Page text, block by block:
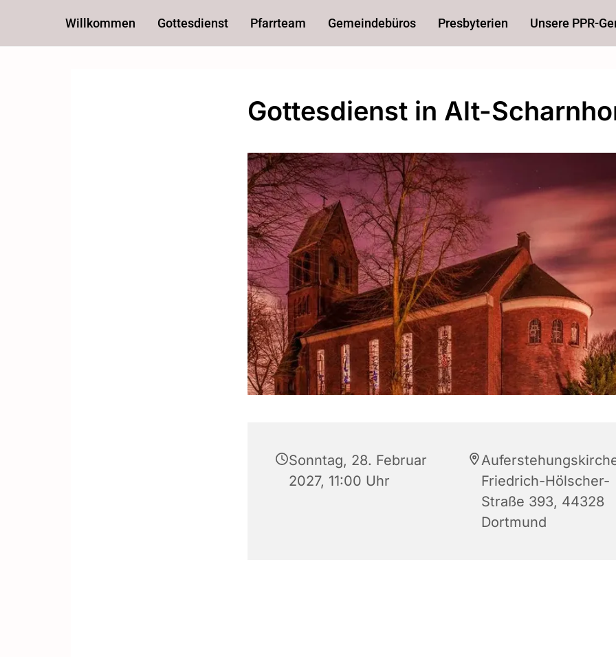
Willkommen Gottesdienst Pfarrteam Gemeindebüros Presbyterien Unsere PPR-
Gottesdienst in Alt-
Sonntag, 28. Februar
2027, 11:00 Uhr
Friedrich-Hölscher-
Straße 393, 44328
Dortmund